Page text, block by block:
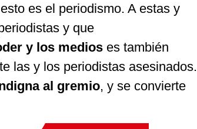
es el periodismo. A estas y
y que
y los medios es también
las y los periodistas asesinados.
al gremio, y se convierte